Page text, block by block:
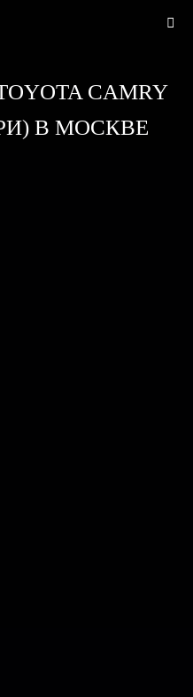
CAMRY
В МОСКВЕ